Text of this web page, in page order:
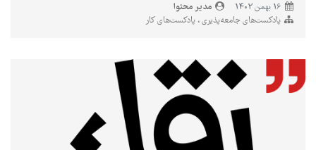
مدیر محتوا
پادکست‌های جامعه‌پذیری پادکست‌های کار